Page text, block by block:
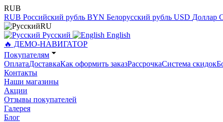
RUB
RUB Российский рубль BYN Белорусский рубль USD
RU
Русский
English
🔥 ДЕМО-НАВИГАТОР
Покупателям
ОплатаДоставкаКак оформить заказРассрочкаСистема скидок
Контакты
Наши магазины
Акции
Отзывы покупателей
Галерея
Блог